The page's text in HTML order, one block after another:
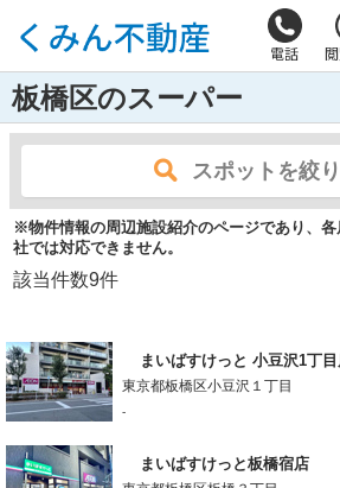
電話
板橋区のスーパー
スポットを絞
※物件情報の周辺施設紹介のページであり、
社では対応できません。
該当件数9件
まいばすけっと 小豆沢1丁
東京都板橋区小豆沢１丁目
-
まいばすけっと板橋宿店